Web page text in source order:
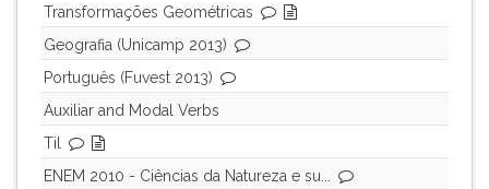
Transformações Geométricas
Geografia (Unicamp 2013)
Português (Fuvest 2013)
Auxiliar and Modal Verbs
Til
ENEM 2010 - Ciências da Natureza e su...